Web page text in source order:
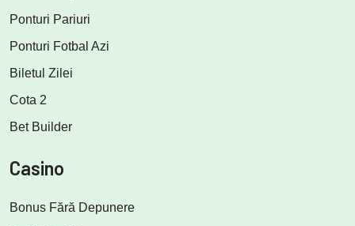
Ponturi Pariuri
Ponturi Fotbal Azi
Biletul Zilei
Cota 2
Bet Builder
Casino
Bonus Fără Depunere